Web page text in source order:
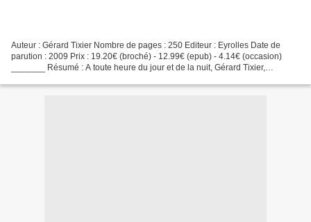
Auteur : Gérard Tixier Nombre de pages : 250 Editeur : Eyrolles Date de
parution : 2009 Prix : 19.20€ (broché) - 12.99€ (epub) - 4.14€ (occasion)
_______ Résumé : A toute heure du jour et de la nuit, Gérard Tixier,